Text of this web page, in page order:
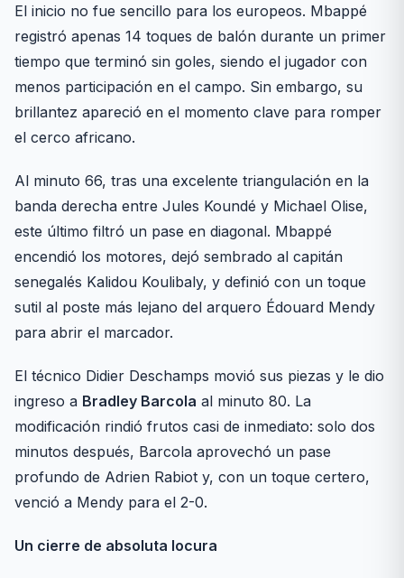
El inicio no fue sencillo para los europeos. Mbappé
registró apenas 14 toques de balón durante un primer
tiempo que terminó sin goles, siendo el jugador con
menos participación en el campo. Sin embargo, su
brillantez apareció en el momento clave para romper
el cerco africano.
Al minuto 66, tras una excelente triangulación en la
banda derecha entre Jules Koundé y Michael Olise,
este último filtró un pase en diagonal. Mbappé
encendió los motores, dejó sembrado al capitán
senegalés Kalidou Koulibaly, y definió con un toque
sutil al poste más lejano del arquero Édouard Mendy
para abrir el marcador.
El técnico Didier Deschamps movió sus piezas y le dio
ingreso a Bradley Barcola al minuto 80. La
modificación rindió frutos casi de inmediato: solo dos
minutos después, Barcola aprovechó un pase
profundo de Adrien Rabiot y, con un toque certero,
venció a Mendy para el 2-0.
Un cierre de absoluta locura